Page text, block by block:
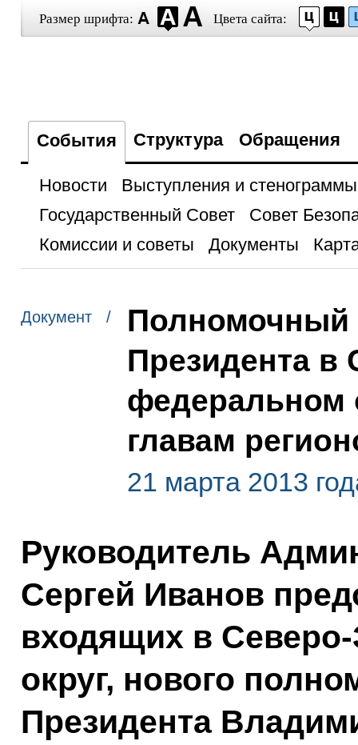
Размер шрифта: Цвета сайта:
События Структура Обращения
Новости
Выступления и стенограммы
Государственный Совет
Совет
Комиссии и советы
Документы
Документ /
Полномочный
Президента в
федеральном
главам
21 марта 2013
Руководитель
Сергей Иванов
входящих в
округ, нового
Президента